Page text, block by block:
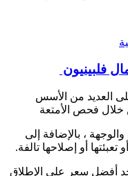
فلبينيون
العديد من الأسس
خلال فحص الأمتعة
، بالإضافة إلى
أو إصلاحها تالفة.
أفضل سعر على الإطلاق